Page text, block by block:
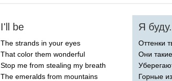
I'll be
The strands in your eyes
That color them wonderful
Stop me from stealing my breath
The emeralds from mountains
Я
Оттенки
Они
Горные